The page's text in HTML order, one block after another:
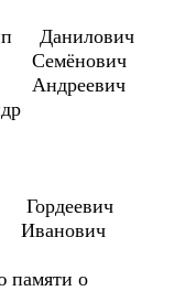
памяти о